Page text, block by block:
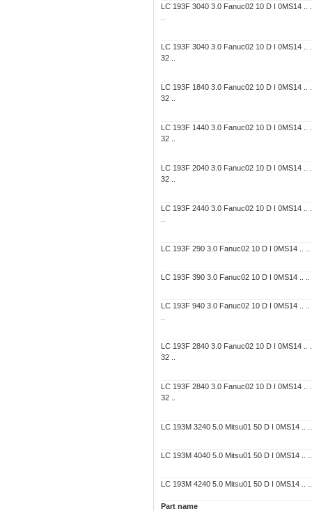
LC 193F 3040 3.0 Fanuc02 10 D I 0MS14 ..
LC 193F 3040 3.0 Fanuc02 10 D I 0MS14 ..
32 ..
LC 193F 1840 3.0 Fanuc02 10 D I 0MS14 ..
32 ..
LC 193F 1440 3.0 Fanuc02 10 D I 0MS14 ..
32 ..
LC 193F 2040 3.0 Fanuc02 10 D I 0MS14 ..
32 ..
LC 193F 2440 3.0 Fanuc02 10 D I 0MS14 ..
LC 193F 290 3.0 Fanuc02 10 D I 0MS14 ..
LC 193F 390 3.0 Fanuc02 10 D I 0MS14 ..
LC 193F 940 3.0 Fanuc02 10 D I 0MS14 .. ..
LC 193F 2840 3.0 Fanuc02 10 D I 0MS14 ..
32 ..
LC 193F 2840 3.0 Fanuc02 10 D I 0MS14 ..
32 ..
LC 193M 3240 5.0 Mitsu01 50 D I 0MS14 ..
LC 193M 4040 5.0 Mitsu01 50 D I 0MS14 ..
LC 193M 4240 5.0 Mitsu01 50 D I 0MS14 ..
Part name